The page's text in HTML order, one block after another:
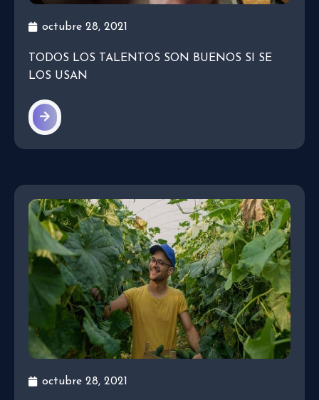
octubre 28, 2021
TODOS LOS TALENTOS SON BUENOS SI SE
LOS USAN
octubre 28, 2021